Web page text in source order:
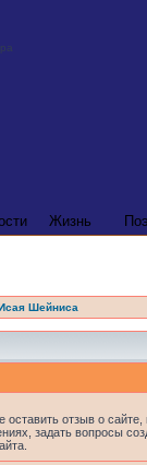
Жизнь
Шейниса
оставить отзыв о
задать вопросы